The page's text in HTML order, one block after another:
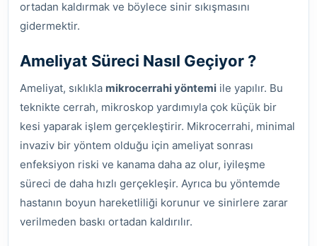
ortadan kaldırmak ve böylece sinir sıkışmasını
gidermektir.
Ameliyat Süreci Nasıl Geçiyor ?
Ameliyat, sıklıkla mikrocerrahi yöntemi ile yapılır. Bu
teknikte cerrah, mikroskop yardımıyla çok küçük bir
kesi yaparak işlem gerçekleştirir. Mikrocerrahi, minimal
invaziv bir yöntem olduğu için ameliyat sonrası
enfeksiyon riski ve kanama daha az olur, iyileşme
süreci de daha hızlı gerçekleşir. Ayrıca bu yöntemde
hastanın boyun hareketliliği korunur ve sinirlere zarar
verilmeden baskı ortadan kaldırılır.